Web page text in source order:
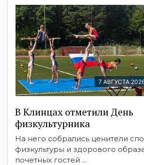
7 АВГУСТА
В Клинцах отметили День
физкультурника
На него собрались ценители
физкультуры и здорового
почетных гостей ...